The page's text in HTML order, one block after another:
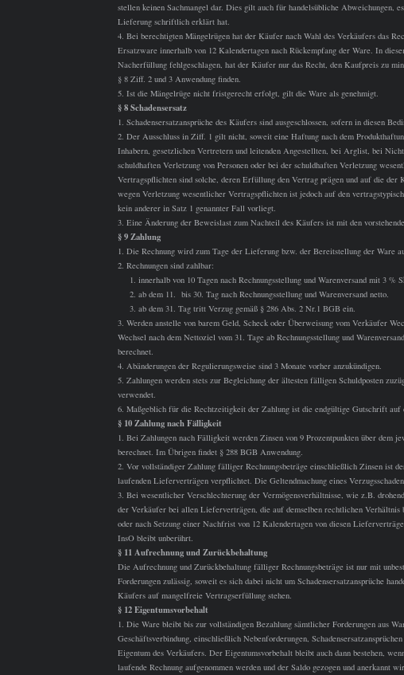
stellen keinen Sachmangel dar. Dies gilt auch für handelsübliche Abweichungen,
Lieferung schriftlich erklärt hat.
4. Bei berechtigten Mängelrügen hat der Käufer nach Wahl des Verkäufers das
Ersatzware innerhalb von 12 Kalendertagen nach Rückempfang der Ware. In
Nacherfüllung fehlgeschlagen, hat der Käufer nur das Recht, den Kaufpreis zu
§ 8 Ziff. 2 und 3 Anwendung finden.
5. Ist die Mängelrüge nicht fristgerecht erfolgt, gilt die Ware als genehmigt.
§ 8 Schadensersatz
1. Schadensersatzansprüche des Käufers sind ausgeschlossen, sofern in diesen
2. Der Ausschluss in Ziff. 1 gilt nicht, soweit eine Haftung nach dem
Inhabern, gesetzlichen Vertretern und leitenden Angestellten, bei Arglist, bei
schuldhaften Verletzung von Personen oder bei der schuldhaften Verletzung
Vertragspflichten sind solche, deren Erfüllung den Vertrag prägen und auf die der
wegen Verletzung wesentlicher Vertragspflichten ist jedoch auf den
kein anderer in Satz 1 genannter Fall vorliegt.
3. Eine Änderung der Beweislast zum Nachteil des Käufers ist mit den
§ 9 Zahlung
1. Die Rechnung wird zum Tage der Lieferung bzw. der Bereitstellung der Ware
2. Rechnungen sind zahlbar:
1. innerhalb von 10 Tagen nach Rechnungsstellung und Warenversand mit 3 %
2. ab dem 11. bis 30. Tag nach Rechnungsstellung und Warenversand netto.
3. ab dem 31. Tag tritt Verzug gemäß § 286 Abs. 2 Nr.1 BGB ein.
3. Werden anstelle von barem Geld, Scheck oder Überweisung vom Verkäufer
Wechsel nach dem Nettoziel vom 31. Tage ab Rechnungsstellung und
berechnet.
4. Abänderungen der Regulierungsweise sind 3 Monate vorher anzukündigen.
5. Zahlungen werden stets zur Begleichung der ältesten fälligen Schuldposten
verwendet.
6. Maßgeblich für die Rechtzeitigkeit der Zahlung ist die endgültige Gutschrift auf
§ 10 Zahlung nach Fälligkeit
1. Bei Zahlungen nach Fälligkeit werden Zinsen von 9 Prozentpunkten über dem
berechnet. Im Übrigen findet § 288 BGB Anwendung.
2. Vor vollständiger Zahlung fälliger Rechnungsbeträge einschließlich Zinsen ist
laufenden Lieferverträgen verpflichtet. Die Geltendmachung eines
3. Bei wesentlicher Verschlechterung der Vermögensverhältnisse, wie z.B.
der Verkäufer bei allen Lieferverträgen, die auf demselben rechtlichen Verhältnis
oder nach Setzung einer Nachfrist von 12 Kalendertagen von diesen
InsO bleibt unberührt.
§ 11 Aufrechnung und Zurückbehaltung
Die Aufrechnung und Zurückbehaltung fälliger Rechnungsbeträge ist nur mit
Forderungen zulässig, soweit es sich dabei nicht um Schadensersatzansprüche
Käufers auf mangelfreie Vertragserfüllung stehen.
§ 12 Eigentumsvorbehalt
1. Die Ware bleibt bis zur vollständigen Bezahlung sämtlicher Forderungen aus
Geschäftsverbindung, einschließlich Nebenforderungen,
Eigentum des Verkäufers. Der Eigentumsvorbehalt bleibt auch dann bestehen,
laufende Rechnung aufgenommen werden und der Saldo gezogen und anerkannt